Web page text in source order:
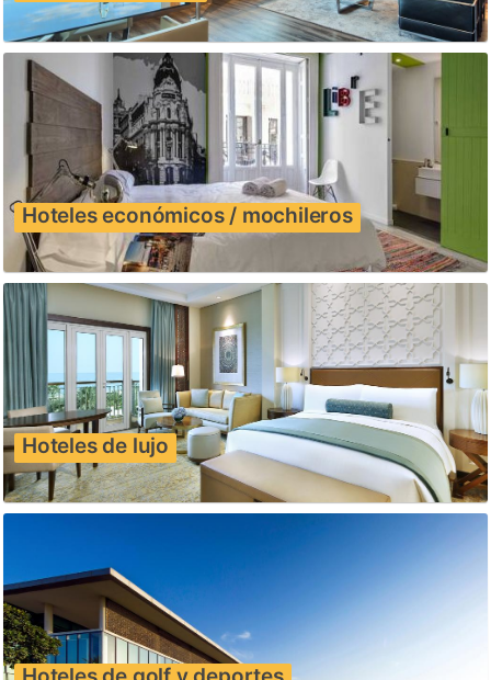
Hoteles económicos / mochileros
Hoteles de lujo